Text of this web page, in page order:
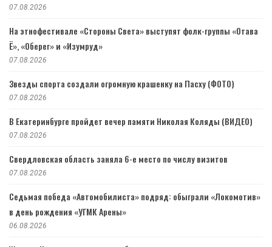
07.08.2026
На этнофестивале «Стороны Света» выступят фолк-группы «Отава
Ё», «Оберег» и «Изумруд»
07.08.2026
Звезды спорта создали огромную крашенку на Пасху (ФОТО)
07.08.2026
В Екатеринбурге пройдет вечер памяти Николая Коляды (ВИДЕО)
07.08.2026
Свердловская область заняла 6-е место по числу визитов
07.08.2026
Седьмая победа «Автомобилиста» подряд: обыграли «Локомотив»
в день рождения «УГМК Арены»
06.08.2026